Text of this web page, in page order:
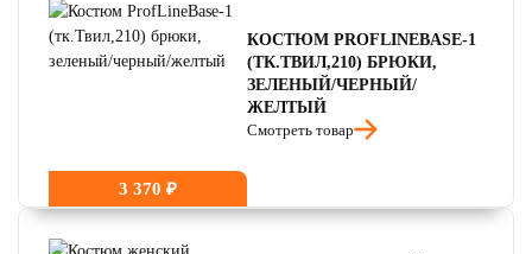
4.5 читать отзывы
3 370 ₽
КОСТЮМ PROFLINEBASE-1
(ТК.ТВИЛ,210) БРЮКИ,
ЗЕЛЕНЫЙ/ЧЕРНЫЙ/
ЖЕЛТЫЙ
Смотреть товар